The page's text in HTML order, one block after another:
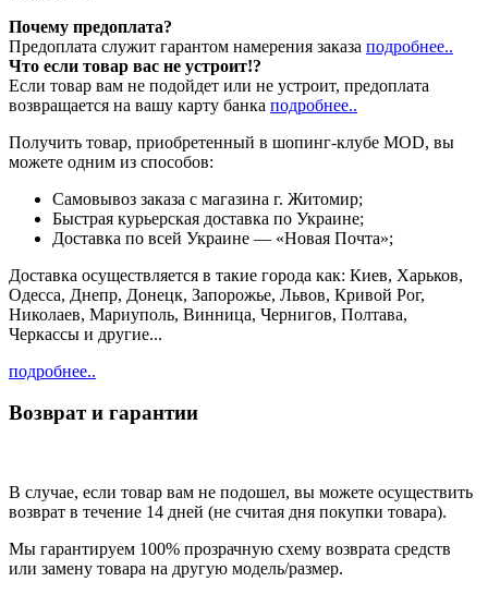
Почему предоплата?
Предоплата служит гарантом намерения заказа подробнее..
Что если товар вас не устроит!?
Если товар вам не подойдет или не устроит, предоплата
возвращается на вашу карту банка подробнее..
Получить товар, приобретенный в шопинг-клубе MOD, вы
можете одним из способов:
Cамовывоз заказа с магазина г. Житомир;
Быстрая курьерская доставка по Украине;
Доставка по всей Украине — «Новая Почта»;
Доставка осуществляется в такие города как: Киев, Харьков,
Одесса, Днепр, Донецк, Запорожье, Львов, Кривой Рог,
Николаев, Мариуполь, Винница, Чернигов, Полтава,
Черкассы и другие...
подробнее..
Возврат и гарантии
В случае, если товар вам не подошел, вы можете осуществить
возврат в течение 14 дней (не считая дня покупки товара).
Мы гарантируем 100% прозрачную схему возврата средств
или замену товара на другую модель/размер.